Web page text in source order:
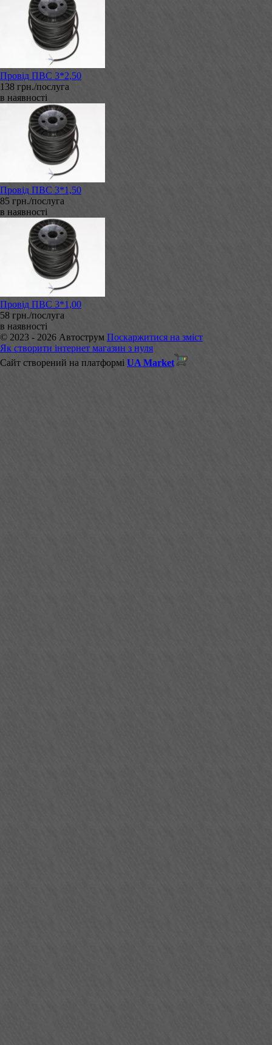
Провід ПВС 3*2,50
138 грн./послуга
в наявності
Провід ПВС 3*1,50
85 грн./послуга
в наявності
Провід ПВС 3*1,00
58 грн./послуга
в наявності
© 2023 - 2026 Автострум Поскаржитися на зміст
Як створити інтернет магазин з нуля
Сайт створений на платформі UA Market